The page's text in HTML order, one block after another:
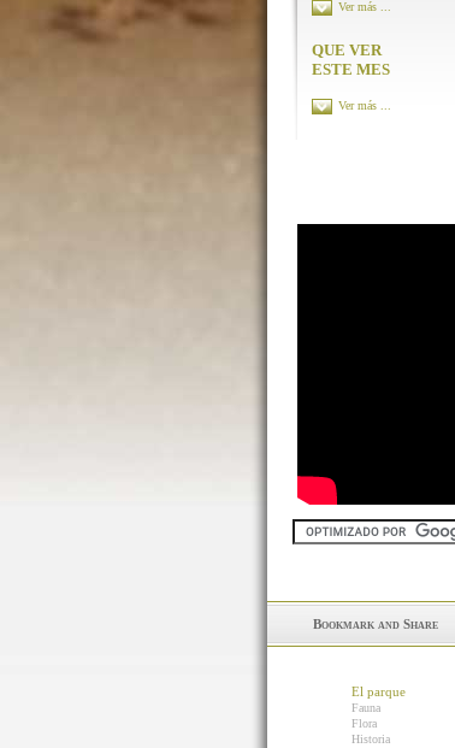
Ver más ...
QUE VER
ESTE MES
Ver más ...
El parque
Fauna
Flora
Historia